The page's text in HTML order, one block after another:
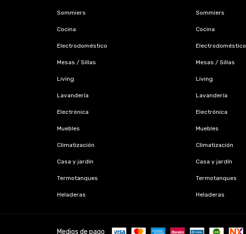
Sommiers
Cocina
Electrodoméstico
Mesas / Sillas
Living
Lavandería
Electrónica
Muebles
Climatización
Casa y jardín
Termotanques
Heladeras
Sommiers
Cocina
Electrodoméstico
Mesas / Sillas
Living
Lavandería
Electrónica
Muebles
Climatización
Casa y jardín
Termotanques
Heladeras
Medios de pago